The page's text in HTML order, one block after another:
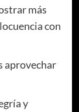
más
con
aprovechar
y